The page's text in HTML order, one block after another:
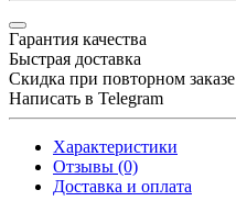
Гарантия качества
Быстрая доставка
Скидка при повторном заказе
Написать в Telegram
Характеристики
Отзывы (0)
Доставка и оплата